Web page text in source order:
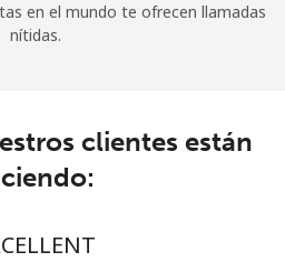
en el mundo te ofrecen llamadas
nítidas.
clientes están